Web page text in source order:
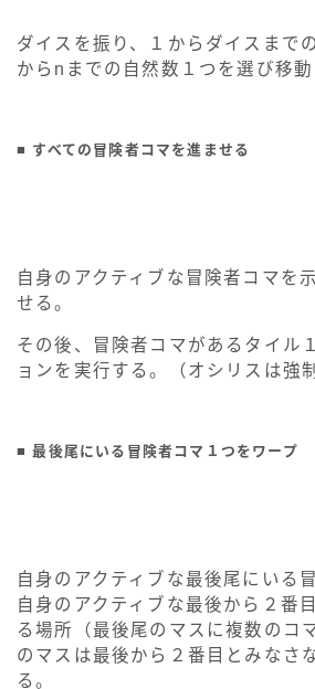
ダイスを振り、１からダイスまで
からnまでの自然数１つを選び移動
■ すべての冒険者コマを進ませる
自身のアクティブな冒険者コマを
せる。
その後、冒険者コマがあるタイル
ョンを実行する。（オシリスは強
■ 最後尾にいる冒険者コマ１つをワープ
自身のアクティブな最後尾にいる
自身のアクティブな最後から２番
る場所（最後尾のマスに複数のコ
のマスは最後から２番目とみなさ
る。